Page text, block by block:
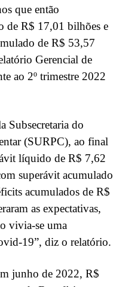
que então
de R$ 17,01 bilhões e
de R$ 53,57
Gerencial de
ao 2º trimestre 2022
Subsecretaria do
(SURPC), ao final
líquido de R$ 7,62
superávit acumulado
acumulados de R$
as expectativas,
vivia-se uma
19”, diz o relatório.
junho de 2022, R$